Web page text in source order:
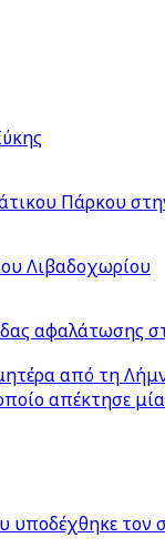
Πάρκου
Λιβαδοχωρίου
αφαλάτωσης
από τη
απέκτησε
τον